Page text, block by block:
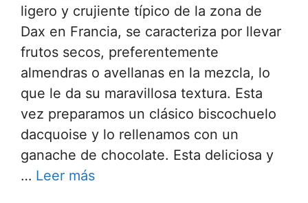
ligero y crujiente típico de la zona de
Dax en Francia, se caracteriza por llevar
frutos secos, preferentemente
almendras o avellanas en la mezcla, lo
que le da su maravillosa textura. Esta
vez preparamos un clásico biscochuelo
dacquoise y lo rellenamos con un
ganache de chocolate. Esta deliciosa y
… Leer más